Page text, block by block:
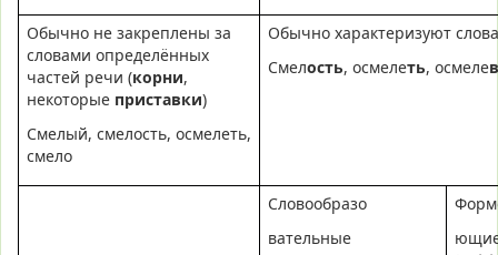
Обычно не закреплены за
словами определённых
частей речи (корни,
некоторые приставки)
Смелый, смелость, осмелеть,
смело
Обычно характеризуют
Смелость, осмелеть, осмеле
Словообразо
вательные